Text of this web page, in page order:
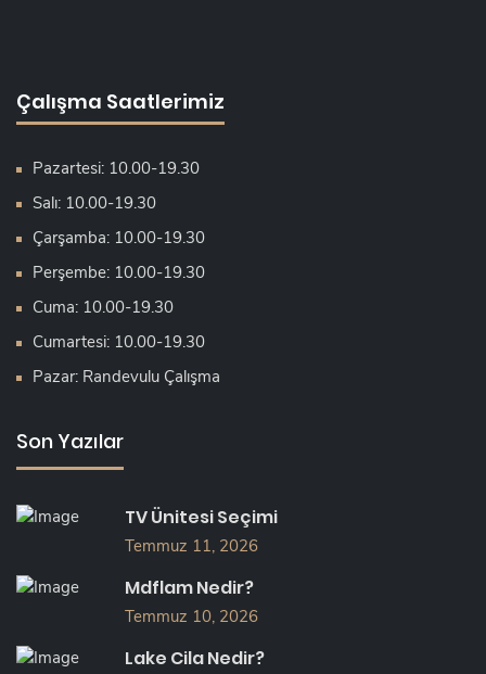
Çalışma Saatlerimiz
Pazartesi: 10.00-19.30
Salı: 10.00-19.30
Çarşamba: 10.00-19.30
Perşembe: 10.00-19.30
Cuma: 10.00-19.30
Cumartesi: 10.00-19.30
Pazar: Randevulu Çalışma
Son Yazılar
TV Ünitesi Seçimi
Temmuz 11, 2026
Mdflam Nedir?
Temmuz 10, 2026
Lake Cila Nedir?